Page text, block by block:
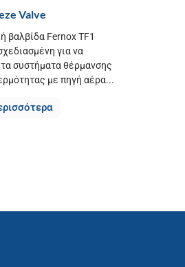
Valve
βαλβίδα Fernox TF1
για να
συστήματα θέρμανσης
με πηγή αέρα...